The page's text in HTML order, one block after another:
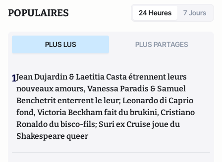
POPULAIRES 24 Heures 7 Jours
PLUS LUS PLUS PARTAGES
1Jean Dujardin & Laetitia Casta étrennent leurs
nouveaux amours, Vanessa Paradis & Samuel
Benchetrit enterrent le leur; Leonardo di Caprio
fond, Victoria Beckham fait du brukini, Cristiano
Ronaldo du bisco-fils; Suri ex Cruise joue du
Shakespeare queer